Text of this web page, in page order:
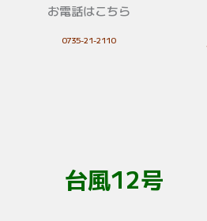
お電話はこちら
0735-21-2110
台風12号